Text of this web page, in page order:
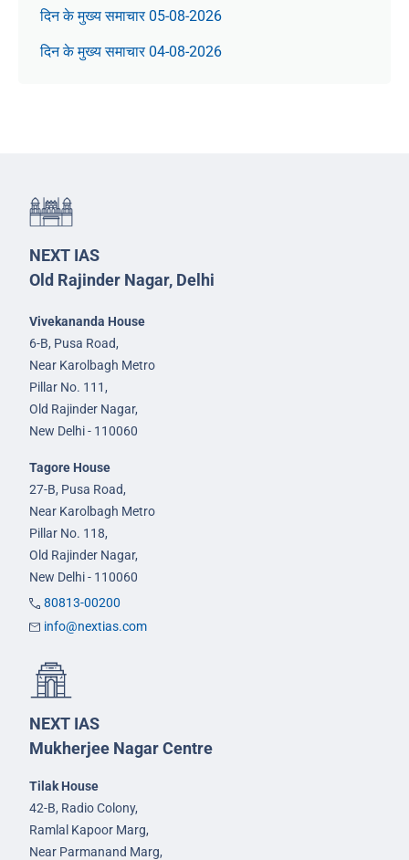
दिन के मुख्य समाचार 05-08-2026
दिन के मुख्य समाचार 04-08-2026
NEXT IAS
Old Rajinder Nagar, Delhi
Vivekananda House
6-B, Pusa Road,
Near Karolbagh Metro
Pillar No. 111,
Old Rajinder Nagar,
New Delhi - 110060
Tagore House
27-B, Pusa Road,
Near Karolbagh Metro
Pillar No. 118,
Old Rajinder Nagar,
New Delhi - 110060
80813-00200
info@nextias.com
NEXT IAS
Mukherjee Nagar Centre
Tilak House
42-B, Radio Colony,
Ramlal Kapoor Marg,
Near Parmanand Marg,